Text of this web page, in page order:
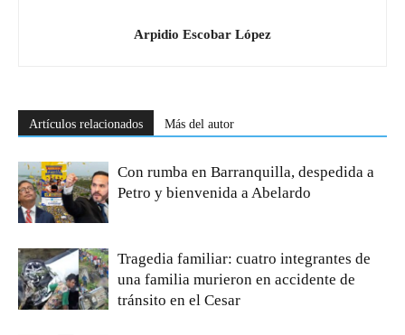
Arpidio Escobar López
Artículos relacionados Más del autor
Con rumba en Barranquilla, despedida a
Petro y bienvenida a Abelardo
Tragedia familiar: cuatro integrantes de
una familia murieron en accidente de
tránsito en el Cesar